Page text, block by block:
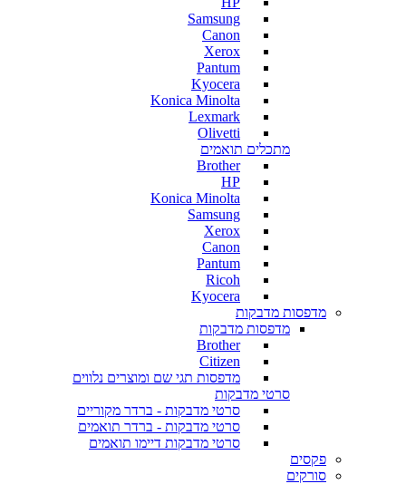
Samsung
Canon
Xerox
Pantum
Kyocera
Konica Minolta
Lexmark
Olivetti
מתכלים תואמים
Brother
HP
Konica Minolta
Samsung
Xerox
Canon
Pantum
Ricoh
Kyocera
מדפסות מדבקות
מדפסות מדבקות
Brother
Citizen
מדפסות תגי שם ומוצרים נלווים
סרטי מדבקות
סרטי מדבקות - ברדר מקוריים
סרטי מדבקות - ברדר תואמים
סרטי מדבקות דיימו תואמים
פקסים
סורקים